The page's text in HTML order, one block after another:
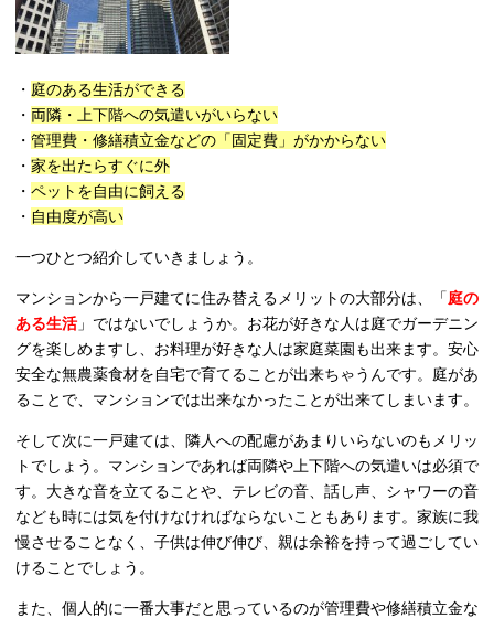
・ 庭のある生活ができる
・ 両隣・上下階への気遣いがいらない
・ 管理費・修繕積立金などの「固定費」がかからない
・ 家を出たらすぐに外
・ ペットを自由に飼える
・ 自由度が高い
一つひとつ紹介していきましょう。
マンションから一戸建てに住み替えるメリットの大部分は、「庭の
ある生活 」ではないでしょうか。お花が好きな人は庭でガーデニン
グを楽しめますし、お料理が好きな人は家庭菜園も出来ます。安心
安全な無農薬食材を自宅で育てることが出来ちゃうんです。庭があ
ることで、マンションでは出来なかったことが出来てしまいます。
そして次に一戸建ては、隣人への配慮があまりいらないのもメリッ
トでしょう。マンションであれば両隣や上下階への気遣いは必須で
す。大きな音を立てることや、テレビの音、話し声、シャワーの音
なども時には気を付けなければならないこともあります。家族に我
慢させることなく、子供は伸び伸び、親は余裕を持って過ごしてい
けることでしょう。
また、個人的に一番大事だと思っているのが管理費や修繕積立金な